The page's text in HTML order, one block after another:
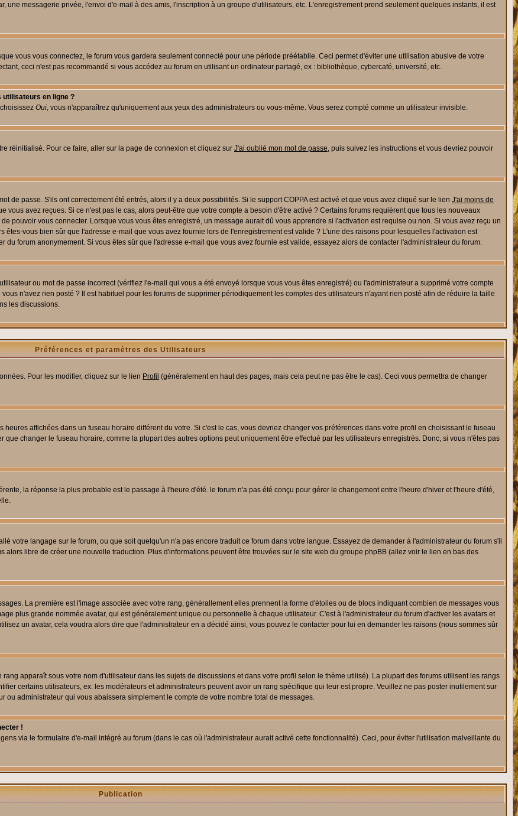
messagerie privée, l'envoi d'e-mail à des amis, l'inscription à un groupe d'utilisateurs, etc. L'enregistrement prend seulement quelques instants, il est
vous vous connectez, le forum vous gardera seulement connecté pour une période préétablie. Ceci permet d'éviter une utilisation abusive de votre
ceci n'est pas recommandé si vous accédez au forum en utilisant un ordinateur partagé, ex : bibliothèque, cybercafé, université, etc.
utilisateurs en ligne ?
Oui, vous n'apparaîtrez qu'uniquement aux yeux des administrateurs ou vous-même. Vous serez compté comme un utilisateur invisible.
réinitialisé. Pour ce faire, aller sur la page de connexion et cliquez sur J'ai oublié mon mot de passe, puis suivez les instructions et vous devriez pouvoir
de passe. S'ils ont correctement été entrés, alors il y a deux possibilités. Si le support COPPA est activé et que vous avez cliqué sur le lien J'ai moins de
vous avez reçues. Si ce n'est pas le cas, alors peut-être que votre compte a besoin d'être activé ? Certains forums requièrent que tous les nouveaux
pouvoir vous connecter. Lorsque vous vous êtes enregistré, un message aurait dû vous apprendre si l'activation est requise ou non. Si vous avez reçu un
êtes-vous bien sûr que l'adresse e-mail que vous avez fournie lors de l'enregistrement est valide ? L'une des raisons pour lesquelles l'activation est
forum anonymement. Si vous êtes sûr que l'adresse e-mail que vous avez fournie est valide, essayez alors de contacter l'administrateur du forum.
ou mot de passe incorrect (vérifiez l'e-mail qui vous a été envoyé lorsque vous vous êtes enregistré) ou l'administrateur a supprimé votre compte
n'avez rien posté ? Il est habituel pour les forums de supprimer périodiquement les comptes des utilisateurs n'ayant rien posté afin de réduire la taille
les discussions.
Préférences et paramètres des Utilisateurs
Pour les modifier, cliquez sur le lien Profil (généralement en haut des pages, mais cela peut ne pas être le cas). Ceci vous permettra de changer
affichées dans un fuseau horaire différent du votre. Si c'est le cas, vous devriez changer vos préférences dans votre profil en choisissant le fuseau
que changer le fuseau horaire, comme la plupart des autres options peut uniquement être effectué par les utilisateurs enregistrés. Donc, si vous n'êtes pas
la réponse la plus probable est le passage à l'heure d'été. le forum n'a pas été conçu pour gérer le changement entre l'heure d'hiver et l'heure d'été,
votre langage sur le forum, ou que soit quelqu'un n'a pas encore traduit ce forum dans votre langue. Essayez de demander à l'administrateur du forum s'il
libre de créer une nouvelle traduction. Plus d'informations peuvent être trouvées sur le site web du groupe phpBB (allez voir le lien en bas des
La première est l'image associée avec votre rang, générallement elles prennent la forme d'étoiles ou de blocs indiquant combien de messages vous
plus grande nommée avatar, qui est généralement unique ou personnelle à chaque utilisateur. C'est à l'administrateur du forum d'activer les avatars et
un avatar, cela voudra alors dire que l'administrateur en a décidé ainsi, vous pouvez le contacter pour lui en demander les raisons (nous sommes sûr
apparaît sous votre nom d'utilisateur dans les sujets de discussions et dans votre profil selon le thème utilisé). La plupart des forums utilisent les rangs
certains utilisateurs, ex: les modérateurs et administrateurs peuvent avoir un rang spécifique qui leur est propre. Veuillez ne pas poster inutilement sur
ou administrateur qui vous abaissera simplement le compte de votre nombre total de messages.
!
via le formulaire d'e-mail intégré au forum (dans le cas où l'administrateur aurait activé cette fonctionnalité). Ceci, pour éviter l'utilisation malveillante du
Publication